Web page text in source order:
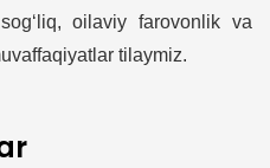
oilaviy farovonlik va
tilaymiz.